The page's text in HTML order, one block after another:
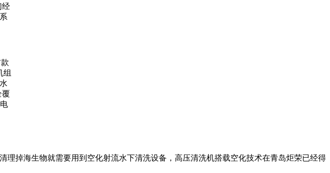
经
组
覆
掉海生物就需要用到空化射流水下清洗设备，高压清洗机搭载空化技术在青岛炬荣已经得